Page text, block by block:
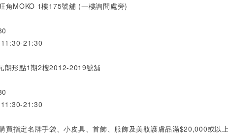
角MOKO 1樓175號舖 (一樓詢問處旁)
11:30-21:30
朗形點1期2樓2012-2019號舖
11:30-21:30
買指定名牌手袋、小皮具、首飾、服飾及美妝護膚品滿$20,000或以